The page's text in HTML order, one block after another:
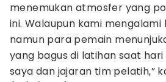
menemukan atmosfer yang
ini. Walaupun kami mengalami
namun para pemain
yang bagus di latihan saat
saya dan jajaran tim pelatih,”